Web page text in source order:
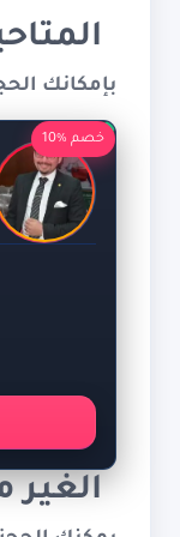
بإمكانك الحجز
خصم %10
الغير